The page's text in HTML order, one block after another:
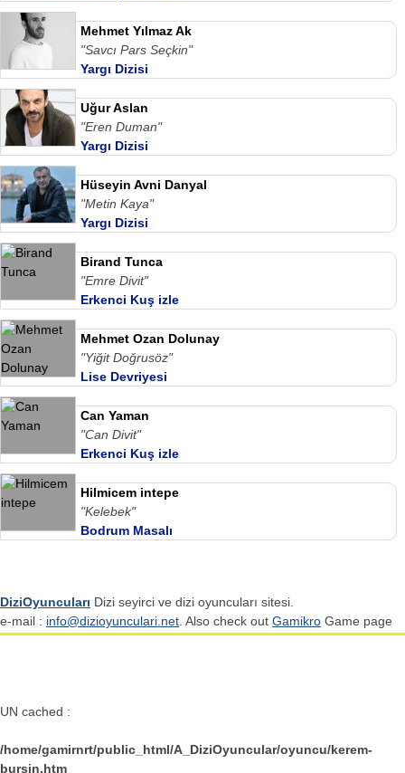
Mehmet Yılmaz Ak
"Savcı Pars Seçkin"
Yargı Dizisi
Uğur Aslan
"Eren Duman"
Yargı Dizisi
Hüseyin Avni Danyal
"Metin Kaya"
Yargı Dizisi
Birand Tunca
"Emre Divit"
Erkenci Kuş izle
Mehmet Ozan Dolunay
"Yiğit Doğrusöz"
Lise Devriyesi
Can Yaman
"Can Divit"
Erkenci Kuş izle
Hilmicem intepe
"Kelebek"
Bodrum Masalı
DiziOyuncuları Dizi seyirci ve dizi oyuncuları sitesi.
e-mail : info@dizioyunculari.net . Also check out Gamikro Game page
UN cached :
/home/gamirnrt/public_html/A_DiziOyuncular/oyuncu/kerem-
bursin.htm